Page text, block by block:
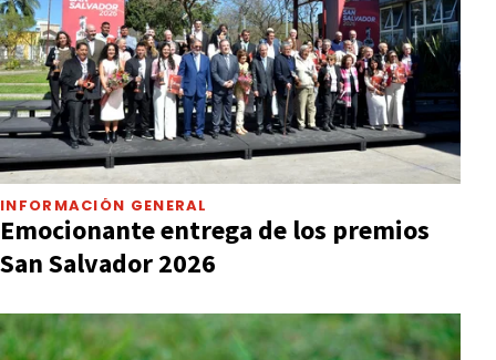
INFORMACIÓN GENERAL
Emocionante entrega de los premios
San Salvador 2026